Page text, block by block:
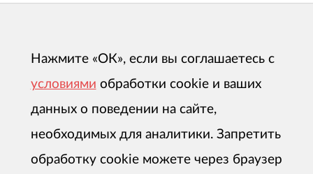
Нажмите «ОК», если вы соглашаетесь с
условиями обработки cookie и ваших
данных о поведении на сайте,
необходимых для аналитики. Запретить
обработку cookie можете через браузер